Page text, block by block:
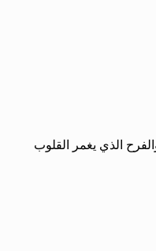
الذي يغمر القلوب